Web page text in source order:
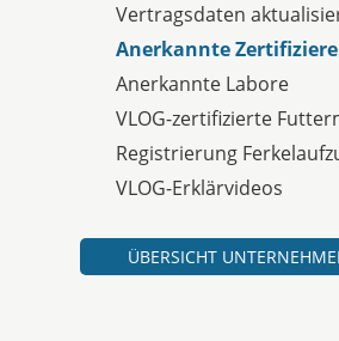
Vertragsdaten
Anerkannte
Anerkannte Labore
VLOG-zertifizierte
Registrierung
VLOG-Erklärvideos
ÜBERSICHT